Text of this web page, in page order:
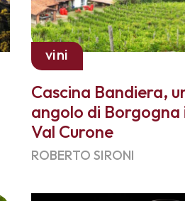
vini
Cascina Bandiera,
angolo di Borgogna
Val Curone
ROBERTO SIRONI